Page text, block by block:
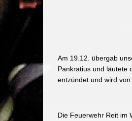
Am 19.12. übergab
Pankratius und läutete
entzündet und wird
Die Feuerwehr Reit im